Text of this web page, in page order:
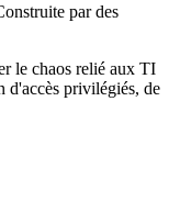
par des
le chaos relié aux TI
d'accès privilégiés, de